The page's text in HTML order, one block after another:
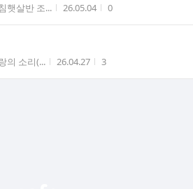
자
햇살반 조... 작성시간
26.05.04 조회수
0
자
의 소리(... 작성시간
26.04.27 조회수
3